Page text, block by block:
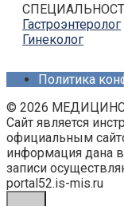
Гастроэнтеролог
Гинеколог
Политика
© 2026
Сайт является
официальным
информация дана
записи
portal52.is-mis.ru